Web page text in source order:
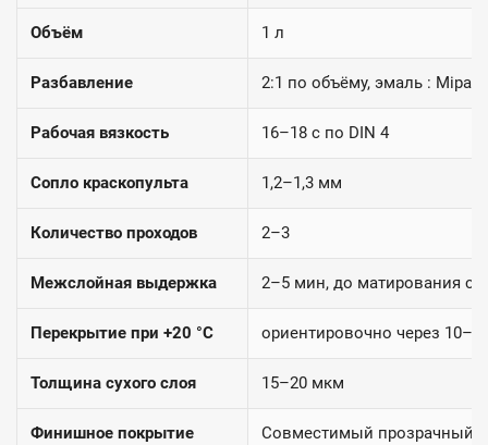
Объём 1 л
Разбавление 2:1 по объёму, эмаль : Mipa
Рабочая вязкость 16–18 с по DIN 4
Сопло краскопульта 1,2–1,3 мм
Количество проходов 2–3
Межслойная выдержка 2–5 мин, до матирования
Перекрытие при +20 °C ориентировочно через
Толщина сухого слоя 15–20 мкм
Финишное покрытие Совместимый прозрачный